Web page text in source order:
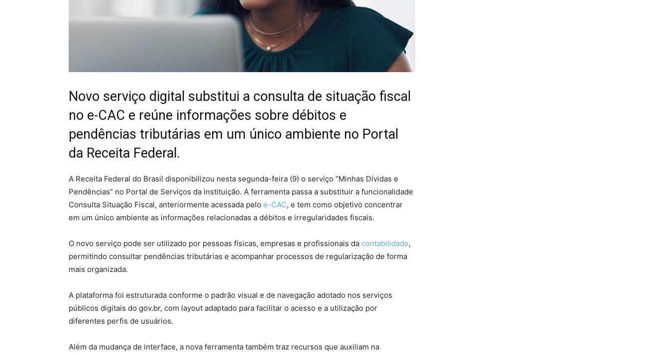
Novo serviço digital substitui a consulta de situação fiscal
no e-CAC e reúne informações sobre débitos e
pendências tributárias em um único ambiente no Portal
da Receita Federal.
A Receita Federal do Brasil disponibilizou nesta segunda-feira (9) o serviço “Minhas Dívidas e
Pendências” no Portal de Serviços da instituição. A ferramenta passa a substituir a funcionalidade
Consulta Situação Fiscal, anteriormente acessada pelo e-CAC, e tem como objetivo concentrar
em um único ambiente as informações relacionadas a débitos e irregularidades fiscais.
O novo serviço pode ser utilizado por pessoas físicas, empresas e profissionais da contabilidade,
permitindo consultar pendências tributárias e acompanhar processos de regularização de forma
mais organizada.
A plataforma foi estruturada conforme o padrão visual e de navegação adotado nos serviços
públicos digitais do gov.br, com layout adaptado para facilitar o acesso e a utilização por
diferentes perfis de usuários.
Além da mudança de interface, a nova ferramenta também traz recursos que auxiliam na